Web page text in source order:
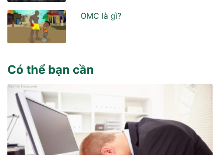
OMC là gì?
Có thể bạn cần